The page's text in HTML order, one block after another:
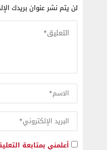
لن يتم نشر عنوان بريدك
أعلمني بمتابعة